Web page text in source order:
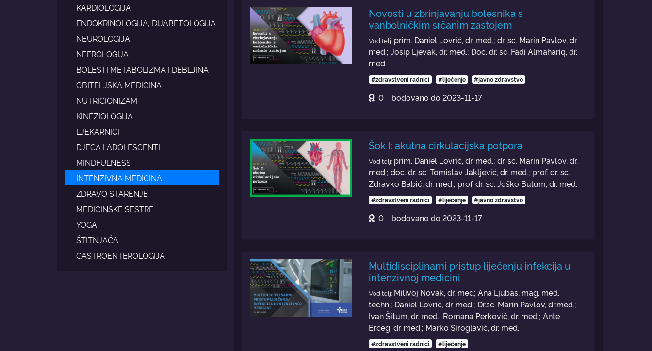
KARDIOLOGIJA
ENDOKRINOLOGIJA, DIJABETOLOGIJA
NEUROLOGIJA
NEFROLOGIJA
BOLESTI METABOLIZMA I DEBLJINA
OBITELJSKA MEDICINA
NUTRICIONIZAM
KINEZIOLOGIJA
LJEKARNICI
DJECA I ADOLESCENTI
MINDFULNESS
INTENZIVNA MEDICINA
ZDRAVO STARENJE
MEDICINSKE SESTRE
YOGA
ŠTITNJAČA
GASTROENTEROLOGIJA
Novosti u zbrinjavanju bolesnika s
vanbolničkim srčanim zastojem
Voditelj: prim. Daniel Lovrić, dr. med.; dr. sc. Marin Pavlov, dr.
med.; Josip Ljevak, dr. med.; Doc. dr. sc. Fadi Almahariq, dr.
med.
#zdravstveni radnici #liječenje #javno zdravstvo
0 bodovano do2023-11-17
Šok I: akutna cirkulacijska potpora
Voditelj: prim. Daniel Lovrić, dr. med.; dr. sc. Marin Pavlov, dr.
med.; doc. dr. sc. Tomislav Jakljević, dr. med.; prof. dr. sc.
Zdravko Babić, dr. med.; prof. dr. sc. Joško Bulum, dr. med.
#zdravstveni radnici #liječenje #javno zdravstvo
0 bodovano do2023-11-17
Multidisciplinarni pristup liječenju infekcija u
intenzivnoj medicini
Voditelj: Milivoj Novak, dr. med; Ana Ljubas, mag. med.
techn.; Daniel Lovrić, dr. med.; Dr.sc. Marin Pavlov, dr.med.;
Ivan Šitum, dr. med.; Romana Perković, dr. med.; Ante
Erceg, dr. med.; Marko Siroglavić, dr. med.
#zdravstveni radnici #liječenje